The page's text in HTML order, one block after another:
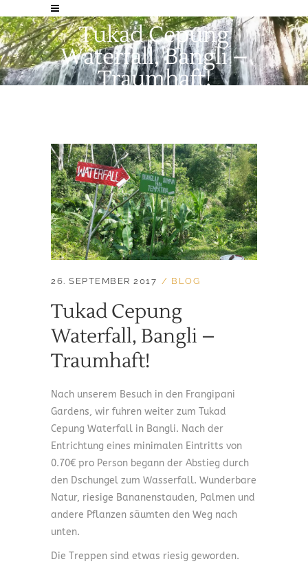
Tukad Cepung
Waterfall, Bangli –
Traumhaft!
26. SEPTEMBER 2017 BLOG
Tukad Cepung
Waterfall, Bangli –
Traumhaft!
Nach unserem Besuch in den Frangipani
Gardens, wir fuhren weiter zum Tukad
Cepung Waterfall in Bangli. Nach der
Entrichtung eines minimalen Eintritts von
0.70€ pro Person begann der Abstieg durch
den Dschungel zum Wasserfall. Wunderbare
Natur, riesige Bananenstauden, Palmen und
andere Pflanzen säumten den Weg nach
unten.
Die Treppen sind etwas riesig geworden.